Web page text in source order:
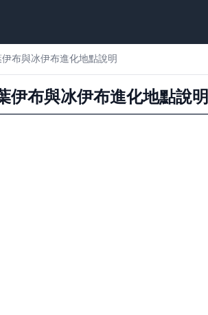
布與冰伊布進化地點說明
伊布與冰伊布進化地點說明